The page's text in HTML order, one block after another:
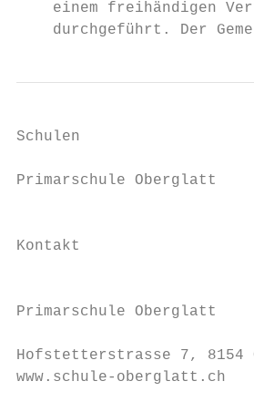
einem freihändigen
durchgeführt. Der
Schulen
Primarschule
Kontakt
Primarschule
Hofstetterstrasse 7,
www.schule-